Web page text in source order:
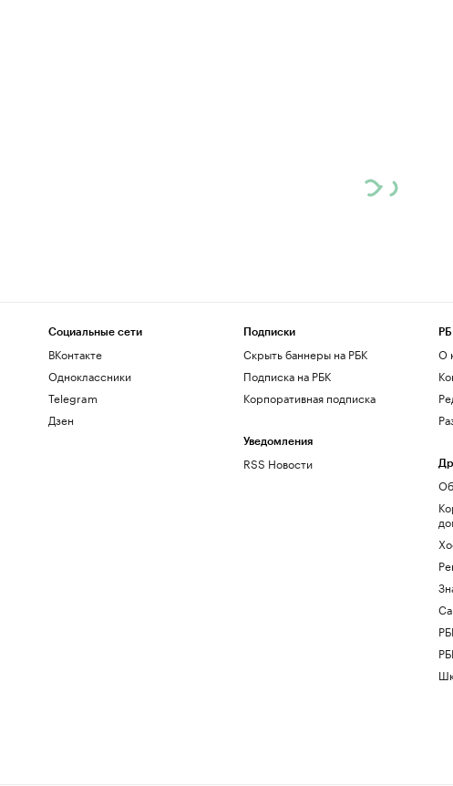
Социальные сети
ВКонтакте
Одноклассники
Telegram
Дзен
Подписки
Скрыть баннеры на РБК
Подписка на РБК
Корпоративная подписка
Уведомления
RSS Новости
О